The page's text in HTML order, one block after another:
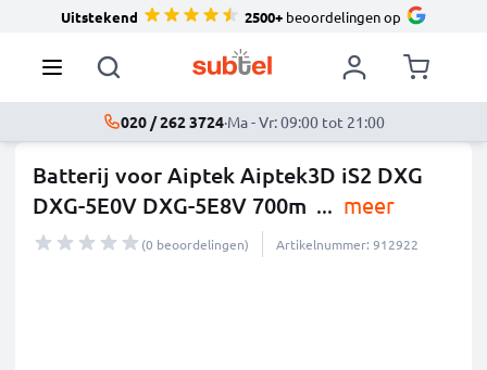
Uitstekend 2500+beoordelingen op
020 / 262 3724·Ma - Vr: 09:00 tot 21:00
Batterij voor Aiptek Aiptek3D iS2 DXG
DXG-5E0V DXG-5E8V 700m ... meer
(0 beoordelingen) Artikelnummer: 912922